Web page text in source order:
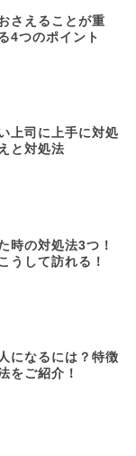
さえることが重
4つのポイント
上司に上手に対処
と対処法
時の対処法3つ！
うして訪れる！
になるには？特徴
をご紹介！